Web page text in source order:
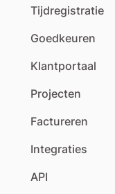
Tijdregistratie
Goedkeuren
Klantportaal
Projecten
Factureren
Integraties
API